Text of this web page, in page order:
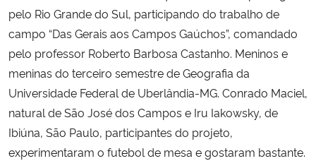
pelo Rio Grande do Sul, participando do trabalho de
campo “Das Gerais aos Campos Gaúchos”, comandado
pelo professor Roberto Barbosa Castanho. Meninos e
meninas do terceiro semestre de Geografia da
Universidade Federal de Uberlândia-MG. Conrado Maciel,
natural de São José dos Campos e Iru Iakowsky, de
Ibiúna, São Paulo, participantes do projeto,
experimentaram o futebol de mesa e gostaram bastante.